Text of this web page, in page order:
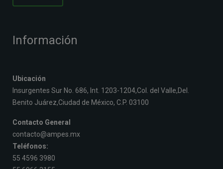
Información
Ubicación
Insurgentes Sur No. 686, Int. 1203-1204,Col. del Valle,Del.
Benito Juárez,Ciudad de México, C.P. 03100
Contacto General
contacto@ampes.mx
Teléfonos:
55 4596 3980